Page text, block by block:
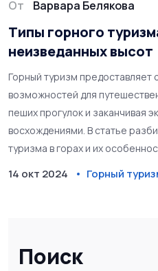
Поиск
От Варвара Белякова
Типы горного
неизведанных высот
Горный туризм предоставляет
возможностей для
пеших прогулок и заканчивая
восхождениями. В статье
туризма в горах и их
требовательные виды
14 окт 2024 Горный